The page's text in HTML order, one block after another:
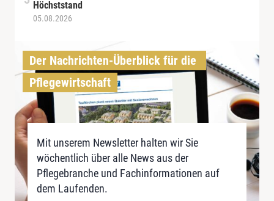
Höchststand
05.08.2026
Der Nachrichten-Überblick für die
Pflegewirtschaft
Mit unserem Newsletter halten wir Sie
wöchentlich über alle News aus der
Pflegebranche und Fachinformationen auf
dem Laufenden.